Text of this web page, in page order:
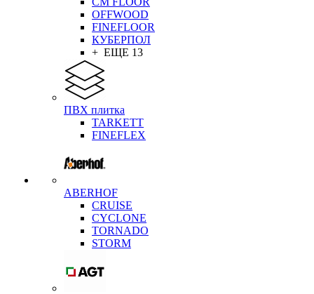
OFFWOOD
FINEFLOOR
КУБЕРПОЛ
+ ЕЩЕ 13
ПВХ плитка
TARKETT
FINEFLEX
ABERHOF
CRUISE
CYCLONE
TORNADO
STORM